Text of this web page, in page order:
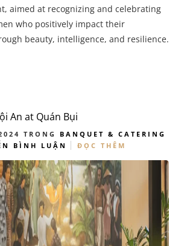
aimed at recognizing and celebrating
who positively impact their
beauty, intelligence, and resilience.
An at Quán Bụi
TRONG BANQUET & CATERING
BÌNH LUẬN ĐỌC THÊM